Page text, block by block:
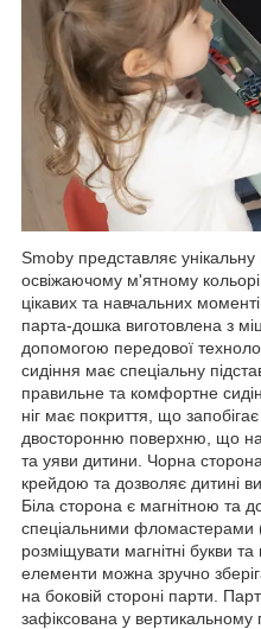
Smoby представляє
освіжаючому м'ятному
цікавих та навчальних
парта-дошка виготовлена з
допомогою передової
сидіння має спеціальну
правильне та комфортне
ніг має покриття, що
двосторонню поверхню, що
та уяви дитини. Чорна
крейдою та дозволяє дитині
Біла сторона є магнітною та
спеціальними фломастерами
розміщувати магнітні букви
елементи можна зручно
на боковій стороні парти.
зафіксована у